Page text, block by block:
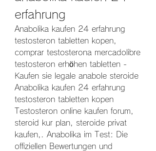
erfahrung
Anabolika kaufen 24 erfahrung
testosteron tabletten kopen,
comprar testosterona mercadolibre
testosteron erhöhen tabletten -
Kaufen sie legale anabole steroide
Anabolika kaufen 24 erfahrung
testosteron tabletten kopen
Testosteron online kaufen forum,
steroid kur plan, steroide privat
kaufen,. Anabolika im Test: Die
offiziellen Bewertungen und